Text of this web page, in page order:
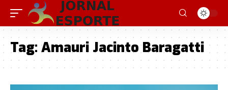
Tag: Amauri Jacinto Baragatti